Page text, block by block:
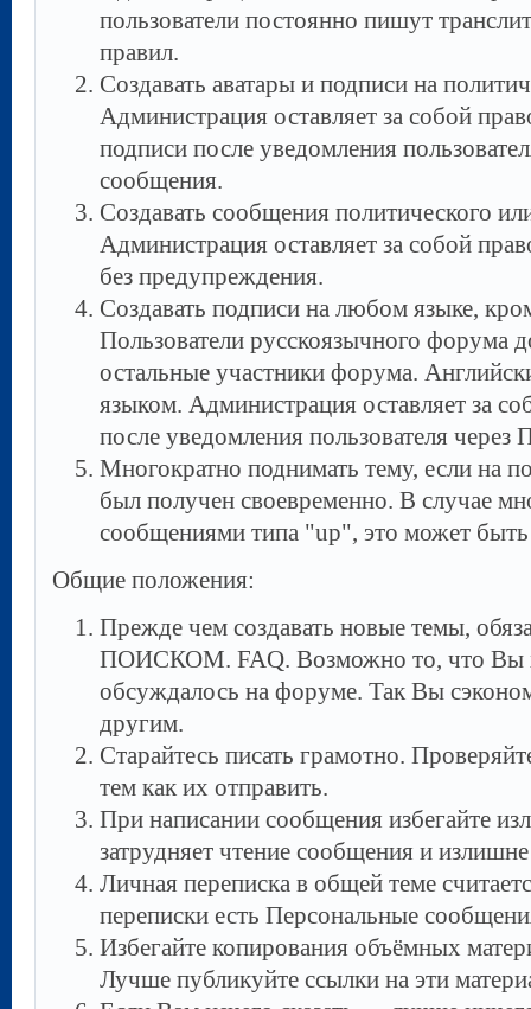
пользователи постоянно пишут
правил.
Создавать аватары и подписи на
Администрация оставляет за собой
подписи после уведомления
сообщения.
Создавать сообщения политического
Администрация оставляет за собой
без предупреждения.
Создавать подписи на любом языке,
Пользователи русскоязычного форума
остальные участники форума.
языком. Администрация оставляет за
после уведомления пользователя
Многократно поднимать тему, если на
был получен своевременно. В случае
сообщениями типа "up", это может быть
Общие положения:
Прежде чем создавать новые темы,
ПОИСКОМ. FAQ. Возможно то, что Вы
обсуждалось на форуме. Так Вы
другим.
Старайтесь писать грамотно.
тем как их отправить.
При написании сообщения избегайте
затрудняет чтение сообщения и
Личная переписка в общей теме
переписки есть Персональные
Избегайте копирования объёмных
Лучше публикуйте ссылки на эти